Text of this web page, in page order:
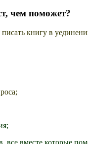
чем поможет?
книгу в
вместе которые